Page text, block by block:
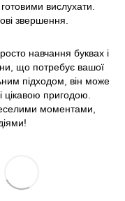
вислухати.
звершення.
навчання буквах і
що потребує вашої
підходом, він може
цікавою пригодою.
моментами,